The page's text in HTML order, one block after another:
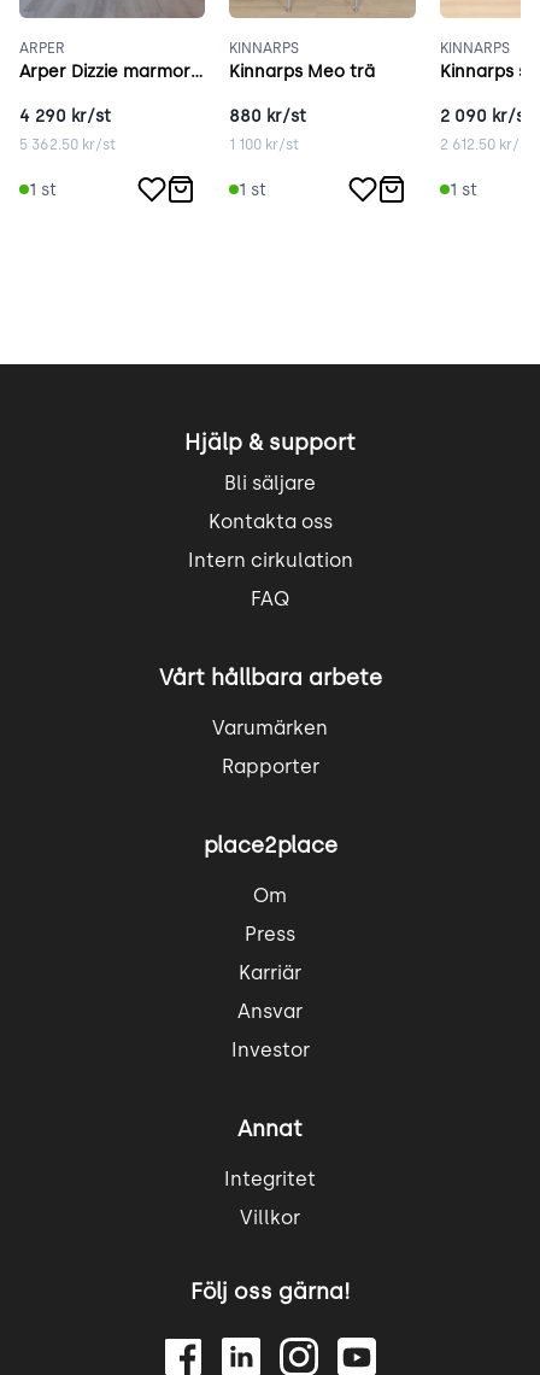
ARPER
Arper Dizzie marmor 47 cm vit
4 290 kr/st
5 362.50 kr/st
1 st
KINNARPS
Kinnarps Meo trä
880 kr/st
1 100 kr/st
1 st
KINNARPS
2 090 kr/st
2 612.50kr/st
1 st
Hjälp & support
Bli säljare
Kontakta oss
Intern cirkulation
FAQ
Vårt hållbara arbete
Varumärken
Rapporter
place2place
Om
Press
Karriär
Ansvar
Investor
Annat
Integritet
Villkor
Följ oss gärna!